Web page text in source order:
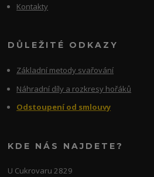
Kontakty
DŮLEŽITÉ ODKAZY
Základní metody svařování
Náhradní díly a rozkresy hořáků
Odstoupení od smlouvy
KDE NÁS NAJDETE?
U Cukrovaru 2829